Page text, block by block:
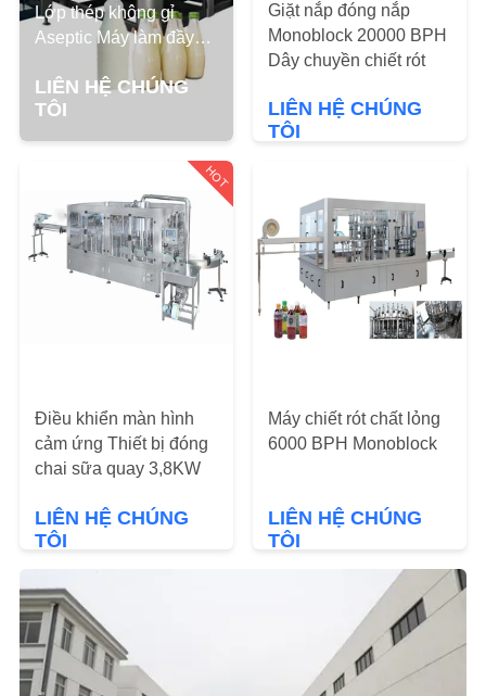
THAM
QUAN
NHÀ
MÁY
SOÁT
CHẤT
LƯỢNG
CHÚNG
TÔI
YÊU
BÁO
GIÁ
Lớp thép không gỉ
Aseptic Máy làm đầy
LIÊN HỆ CHÚNG
TÔI
Giặt nắp đóng nắp
Monoblock 20000 BPH
Dây chuyền chiết rót
LIÊN HỆ CHÚNG
TÔI
HOT
Điều khiển màn hình
cảm ứng Thiết bị đóng
chai sữa quay 3,8KW
LIÊN HỆ CHÚNG
TÔI
Máy chiết rót chất lỏng
6000 BPH Monoblock
LIÊN HỆ CHÚNG
TÔI